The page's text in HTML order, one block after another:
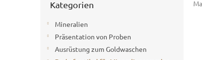
überspringen
Kategorien
Mineralien
Präsentation von Proben
Ausrüstung zum Goldwaschen